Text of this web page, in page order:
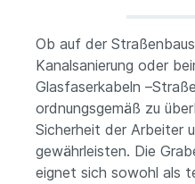
Ob auf der
Kanalsanierung oder
Glasfaserkabeln
ordnungsgemäß zu
Sicherheit der Arbeiter
gewährleisten. Die
eignet sich sowohl als